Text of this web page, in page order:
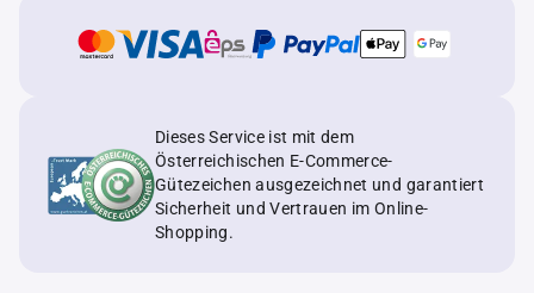
Dieses Service ist mit dem
Österreichischen E-Commerce-
Gütezeichen ausgezeichnet und garantiert
Sicherheit und Vertrauen im Online-
Shopping.